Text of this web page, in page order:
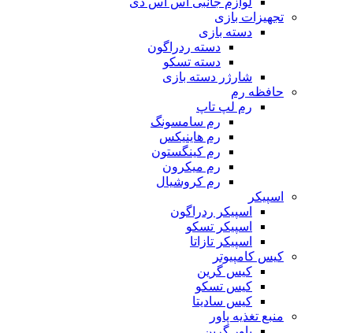
تجهیزات بازی
دسته بازی
دسته ردراگون
دسته تسکو
شارژر دسته بازی
حافظه رم
رم لپ تاپ
رم سامسونگ
رم هاینیکس
رم کینگستون
رم میکرون
رم کروشیال
اسپیکر
اسپیکر ردراگون
اسپیکر تسکو
اسپیکر تازاتا
کیس کامپیوتر
کیس گرین
کیس تسکو
کیس سادیتا
منبع تغذیه‌ پاور